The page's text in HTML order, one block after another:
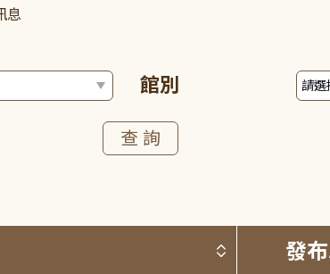
息
館別
按標題排
發